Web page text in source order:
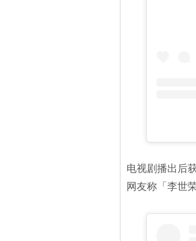
电视剧播出后
网友称「李世